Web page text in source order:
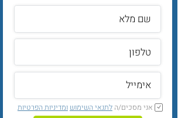
אני מסכים/הלתנאי השימוש ומדיניות הפרטיות